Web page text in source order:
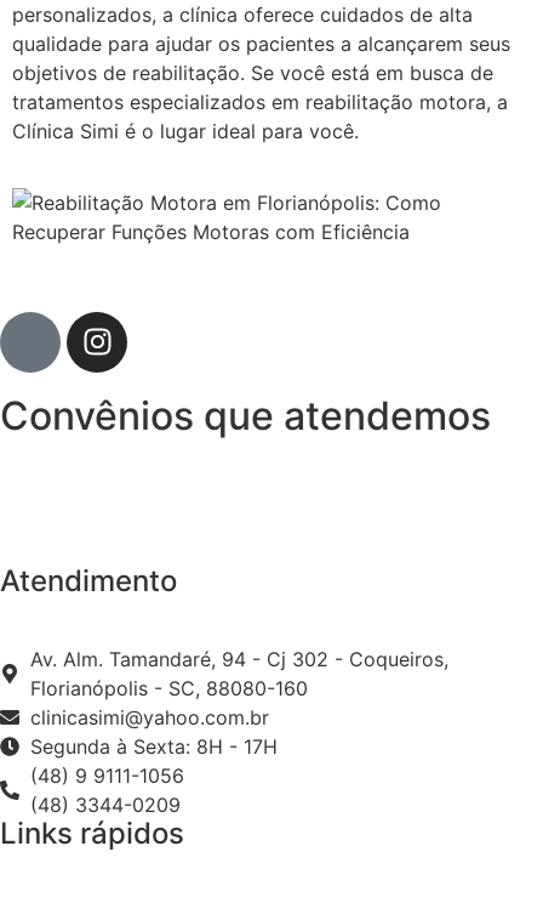
personalizados, a clínica oferece cuidados de alta
qualidade para ajudar os pacientes a alcançarem seus
objetivos de reabilitação. Se você está em busca de
tratamentos especializados em reabilitação motora, a
Clínica Simi é o lugar ideal para você.
Convênios que atendemos
Atendimento
Av. Alm. Tamandaré, 94 - Cj 302 - Coqueiros,
Florianópolis - SC, 88080-160
clinicasimi@yahoo.com.br
Segunda à Sexta: 8H - 17H
(48) 9 9111-1056
(48) 3344-0209
Links rápidos